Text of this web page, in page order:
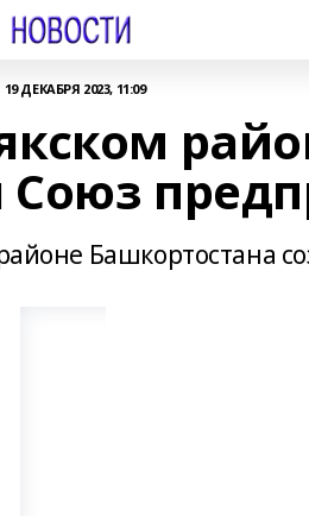
19 ДЕКАБРЯ 2023, 11:09
Союз
Башкортостана